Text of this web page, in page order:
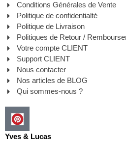
Conditions Générales de Vente
Politique de confidentialté
Politique de Livraison
Politiques de Retour /
Votre compte CLIENT
Support CLIENT
Nous contacter
Nos articles de BLOG
Qui sommes-nous ?
Yves & Lucas